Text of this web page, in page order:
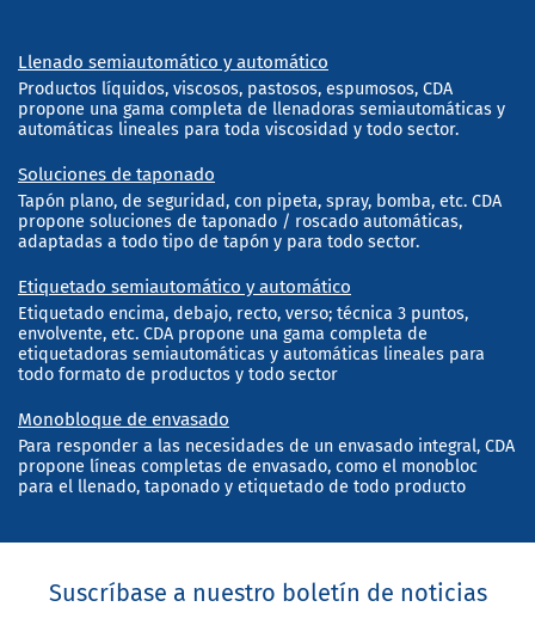
Llenado semiautomático y automático
Productos líquidos, viscosos, pastosos, espumosos, CDA
propone una gama completa de llenadoras semiautomáticas y
automáticas lineales para toda viscosidad y todo sector.
Soluciones de taponado
Tapón plano, de seguridad, con pipeta, spray, bomba, etc. CDA
propone soluciones de taponado / roscado automáticas,
adaptadas a todo tipo de tapón y para todo sector.
Etiquetado semiautomático y automático
Etiquetado encima, debajo, recto, verso; técnica 3 puntos,
envolvente, etc. CDA propone una gama completa de
etiquetadoras semiautomáticas y automáticas lineales para
todo formato de productos y todo sector
Monobloque de envasado
Para responder a las necesidades de un envasado integral, CDA
propone líneas completas de envasado, como el monobloc
para el llenado, taponado y etiquetado de todo producto
Suscríbase a nuestro boletín de noticias